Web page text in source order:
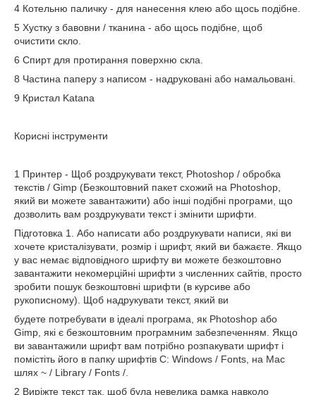
4 Котельню паличку - для нанесення клею або щось подібне.
5 Хустку з бавовни / тканина - або щось подібне, щоб
очистити скло.
6 Спирт для протирання поверхню скла.
8 Частина паперу з написом - надруковані або намальовані.
9 Кристал Katana
Корисні інструменти
1 Принтер - Щоб роздрукувати текст, Photoshop / обробка
текстів / Gimp (Безкоштовний пакет схожий на Photoshop,
який ви можете завантажити) або інші подібні програми, що
дозволить вам роздрукувати текст і змінити шрифти.
Підготовка 1. Або написати або роздрукувати написи, які ви
хочете кристалізувати, розмір і шрифт, який ви бажаєте. Якщо
у вас немає відповідного шрифту ви можете безкоштовно
завантажити некомерційні шрифти з численних сайтів, просто
зробити пошук безкоштовні шрифти (в курсиве або
рукописному). Щоб надрукувати текст, який ви
будете потребувати в ідеалі програма, як Photoshop або
Gimp, які є безкоштовним програмним забезпеченням. Якщо
ви завантажили шрифт вам потрібно розпакувати шрифт і
помістіть його в папку шрифтів C: Windows / Fonts, на Mac
шлях ~ / Library / Fonts /.
2 Виріжте текст так, щоб була невелика рамка навколо